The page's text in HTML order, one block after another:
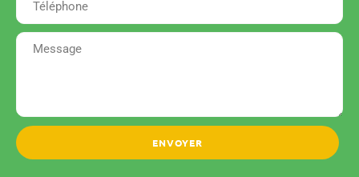
ENVOYER